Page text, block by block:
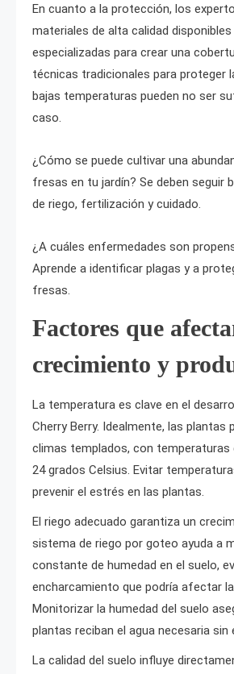
En cuanto a la protección, los
materiales de alta calidad
especializadas para crear una
técnicas tradicionales para proteger
bajas temperaturas pueden no ser
caso.
¿Cómo se puede cultivar una
fresas en tu jardín? Se deben seguir
de riego, fertilización y cuidado.
¿A cuáles enfermedades son
Aprende a identificar plagas y a
fresas.
Factores que
crecimiento y
La temperatura es clave en el
Cherry Berry. Idealmente, las plantas
climas templados, con temperaturas
24 grados Celsius. Evitar
prevenir el estrés en las plantas.
El riego adecuado garantiza un
sistema de riego por goteo ayuda a
constante de humedad en el suelo,
encharcamiento que podría afectar
Monitorizar la humedad del suelo
plantas reciban el agua necesaria sin
La calidad del suelo influye